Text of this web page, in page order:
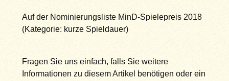
Auf der Nominierungsliste MinD-Spielepreis 2018
(Kategorie: kurze Spieldauer)
Fragen Sie uns einfach, falls Sie weitere
Informationen zu diesem Artikel benötigen oder ein